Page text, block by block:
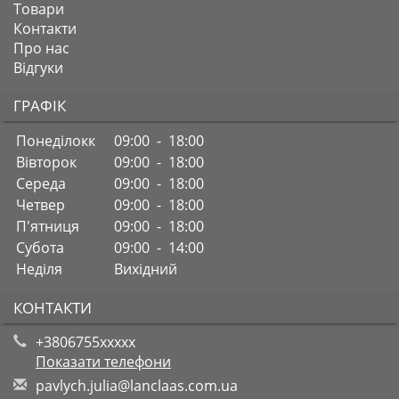
Товари
Контакти
Про нас
Відгуки
ГРАФІК
Понеділокк
09:00 - 18:00
Вівторок
09:00 - 18:00
Середа
09:00 - 18:00
Четвер
09:00 - 18:00
П'ятниця
09:00 - 18:00
Субота
09:00 - 14:00
Неділя
Вихідний
КОНТАКТИ
+3806755xxxxx
Показати телефони
pavlych.julia@lanclaas.com.ua